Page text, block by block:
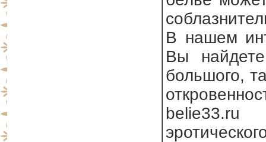
В нашем
Вы
большого,
belie33.ru